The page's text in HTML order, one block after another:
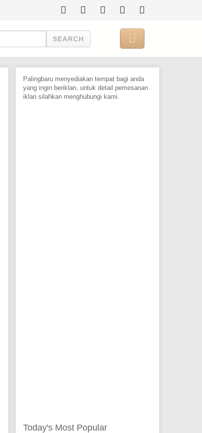
SEARCH

Palingbaru menyediakan tempat bagi anda
yang ingin beriklan, untuk detail pemesanan
iklan silahkan menghubungi kami.
Today's Most Popular